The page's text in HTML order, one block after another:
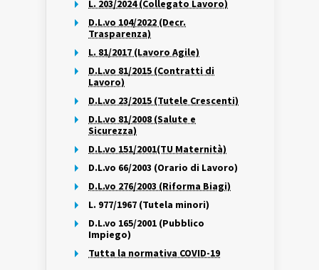
L. 203/2024 (Collegato Lavoro)
D.L.vo 104/2022 (Decr.
Trasparenza)
L. 81/2017 (Lavoro Agile)
D.L.vo 81/2015 (Contratti di
Lavoro)
D.L.vo 23/2015 (Tutele Crescenti)
D.L.vo 81/2008 (Salute e
Sicurezza)
D.L.vo 151/2001(TU Maternità)
D.L.vo 66/2003 (Orario di Lavoro)
D.L.vo 276/2003 (Riforma Biagi)
L. 977/1967 (Tutela minori)
D.L.vo 165/2001 (Pubblico
Impiego)
Tutta la normativa COVID-19